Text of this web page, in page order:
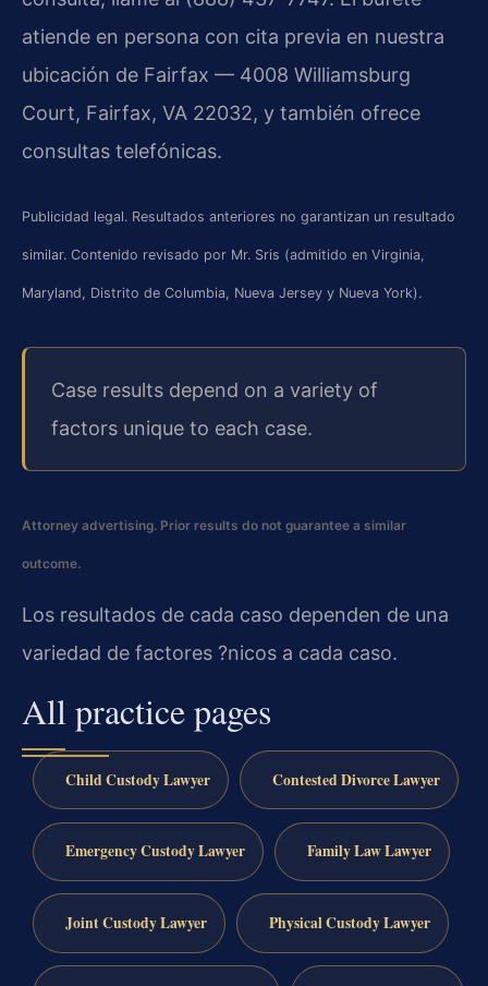
atiende en persona con cita previa en nuestra
ubicación de Fairfax — 4008 Williamsburg
Court, Fairfax, VA 22032, y también ofrece
consultas telefónicas.
Publicidad legal. Resultados anteriores no garantizan un resultado
similar. Contenido revisado por Mr. Sris (admitido en Virginia,
Maryland, Distrito de Columbia, Nueva Jersey y Nueva York).
Case results depend on a variety of
factors unique to each case.
Attorney advertising. Prior results do not guarantee a similar
outcome.
Los resultados de cada caso dependen de una
variedad de factores ?nicos a cada caso.
All practice pages
Child Custody Lawyer Contested Divorce Lawyer
Emergency Custody Lawyer Family Law Lawyer
Joint Custody Lawyer Physical Custody Lawyer